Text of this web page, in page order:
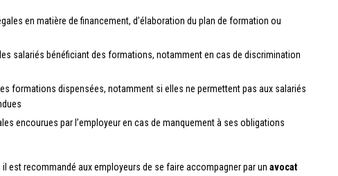
en matière de financement, d’élaboration du plan de formation ou
salariés bénéficiant des formations, notamment en cas de discrimination
formations dispensées, notamment si elles ne permettent pas aux salariés
encourues par l’employeur en cas de manquement à ses obligations
est recommandé aux employeurs de se faire accompagner par un avocat